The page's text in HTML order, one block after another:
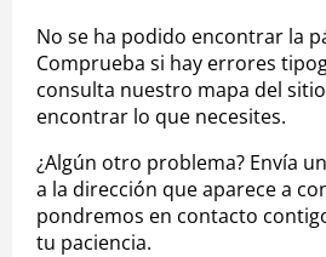
No se ha podido encontrar la
Comprueba si hay errores
consulta nuestro mapa del
encontrar lo que necesites.
¿Algún otro problema? Envía
a la dirección que aparece a
pondremos en contacto
tu paciencia.